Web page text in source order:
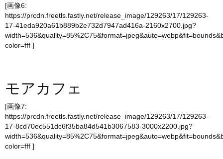
[画像6:
https://prcdn.freetls.fastly.net/release_image/129263/17/129263-
17-41eda920a61b889b2e732d7947ad416a-2160x2700.jpg?
color=fff ]
モアカフェ
[画像7:
https://prcdn.freetls.fastly.net/release_image/129263/17/129263-
17-8cd70ec551dc6f35ba84d541b3067583-3000x2200.jpg?
color=fff ]